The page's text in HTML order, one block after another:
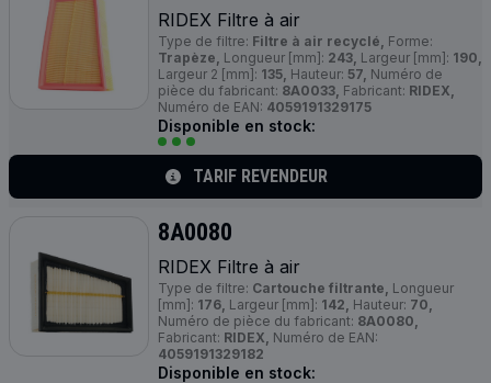
RIDEX Filtre à air
Type de filtre: Filtre à air recyclé, Forme:
Trapèze, Longueur [mm]: 243, Largeur [mm]: 190,
Largeur 2 [mm]: 135, Hauteur: 57, Numéro de
pièce du fabricant: 8A0033, Fabricant: RIDEX,
Numéro de EAN: 4059191329175
Disponible en stock:
TARIF REVENDEUR
8A0080
RIDEX Filtre à air
Type de filtre: Cartouche filtrante, Longueur
[mm]: 176, Largeur [mm]: 142, Hauteur: 70,
Numéro de pièce du fabricant: 8A0080,
Fabricant: RIDEX, Numéro de EAN:
4059191329182
Disponible en stock: